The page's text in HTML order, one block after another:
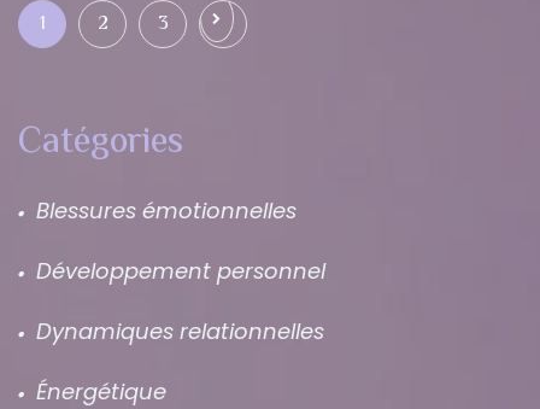
1 2 3
Catégories
Blessures émotionnelles
Développement personnel
Dynamiques relationnelles
Énergétique